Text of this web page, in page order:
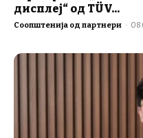
дисплеј“ од TÜV...
Соопштенија од партнери -